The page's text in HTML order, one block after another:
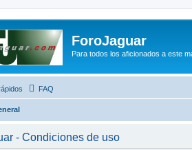
ForoJaguar
Para todos los aficionados a este
FAQ
- Condiciones de uso